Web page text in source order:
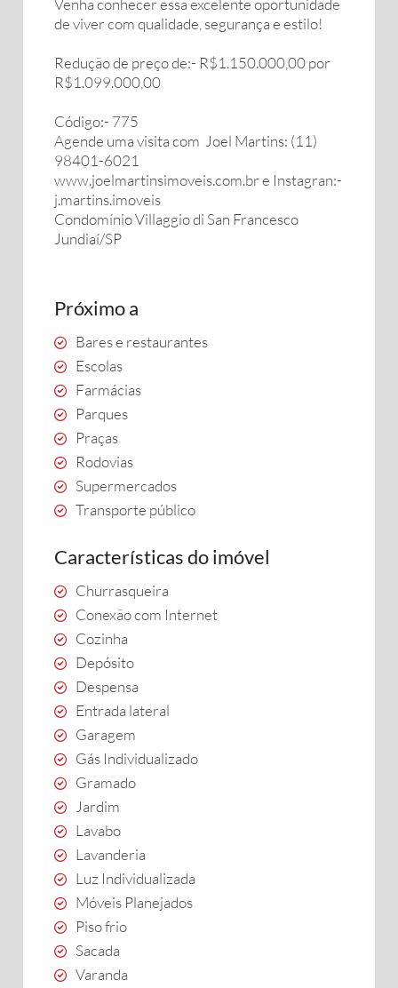
Venha conhecer essa excelente oportunidade
de viver com qualidade, segurança e estilo!
Redução de preço de:- R$1.150.000,00 por
R$1.099.000,00
Código:- 775
Agende uma visita com Joel Martins: (11)
98401-6021
www.joelmartinsimoveis.com.br e Instagran:-
j.martins.imoveis
Condomínio Villaggio di San Francesco
Jundiaí/SP
Próximo a
Bares e restaurantes
Escolas
Farmácias
Parques
Praças
Rodovias
Supermercados
Transporte público
Características do imóvel
Churrasqueira
Conexão com Internet
Cozinha
Depósito
Despensa
Entrada lateral
Garagem
Gás Individualizado
Gramado
Jardim
Lavabo
Lavanderia
Luz Individualizada
Móveis Planejados
Piso frio
Sacada
Varanda